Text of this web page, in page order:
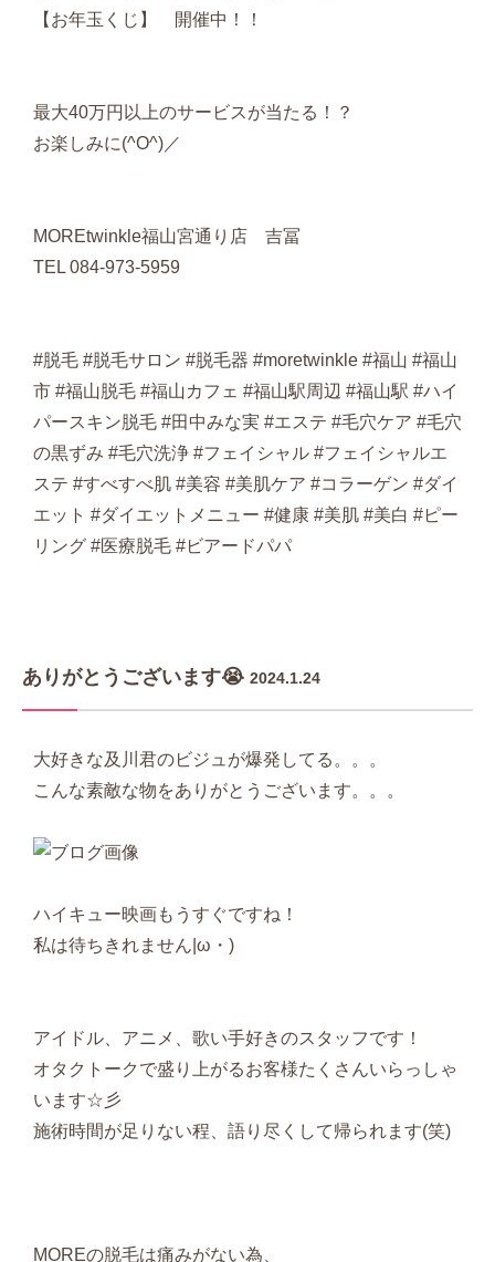
【お年玉くじ】 開催中！！
最大40万円以上のサービスが当たる！？
お楽しみに(^O^)／
MOREtwinkle福山宮通り店 吉冨
TEL 084-973-5959
#脱毛 #脱毛サロン #脱毛器 #moretwinkle #福山 #福山
市 #福山脱毛 #福山カフェ #福山駅周辺 #福山駅 #ハイ
パースキン脱毛 #田中みな実 #エステ #毛穴ケア #毛穴
の黒ずみ #毛穴洗浄 #フェイシャル #フェイシャルエ
ステ #すべすべ肌 #美容 #美肌ケア #コラーゲン #ダイ
エット #ダイエットメニュー #健康 #美肌 #美白 #ピー
リング #医療脱毛 #ビアードパパ
ありがとうございます😭 2024.1.24
大好きな及川君のビジュが爆発してる。。。
こんな素敵な物をありがとうございます。。。
ハイキュー映画もうすぐですね！
私は待ちきれません|ω・)
アイドル、アニメ、歌い手好きのスタッフです！
オタクトークで盛り上がるお客様たくさんいらっしゃ
います☆彡
施術時間が足りない程、語り尽くして帰られます(笑)
MOREの脱毛は痛みがない為、